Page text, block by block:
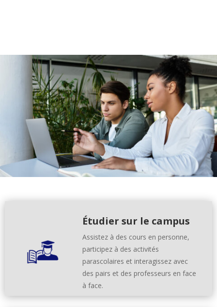
Étudier sur le campus
Assistez à des cours en personne,
participez à des activités
parascolaires et interagissez avec
des pairs et des professeurs en face
à face.